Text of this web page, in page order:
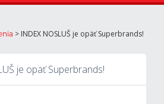
> INDEX NOSLUŠ je opäť Superbrands!
je opäť Superbrands!